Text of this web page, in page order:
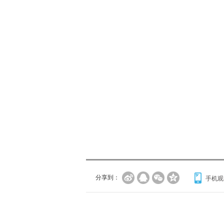
分享到： 手机